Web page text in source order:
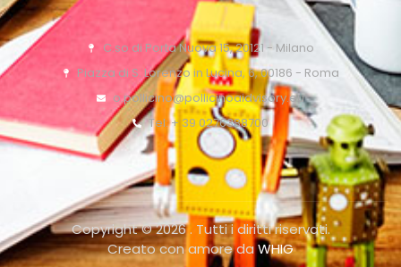
C.so di Porta Nuova 15, 20121 - Milano
Piazza di S. Lorenzo in Lucina, 6, 00186 - Roma
o.pollicino@pollicinoaidvisory.eu
Tel: + 39 0276388700
Copyright © 2026 . Tutti i diritti riservati.
Creato con amore daWHIG